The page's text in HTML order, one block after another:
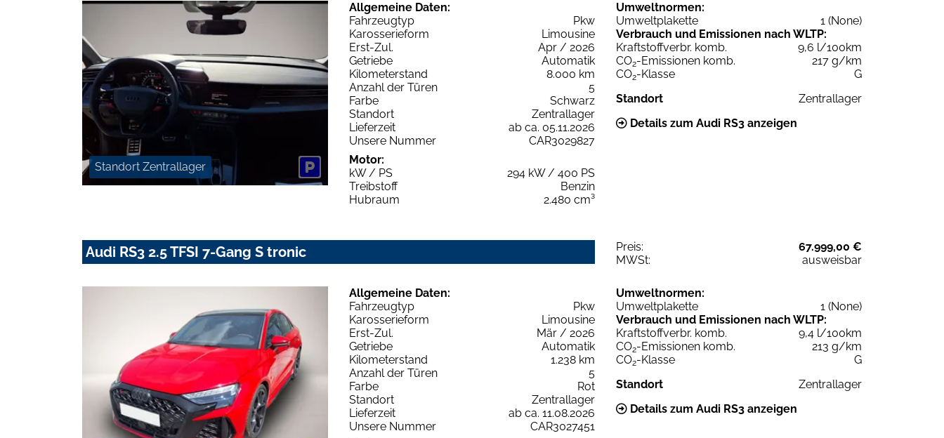
Standort Zentrallager
Allgemeine Daten:
Fahrzeugtyp
Pkw
Karosserieform
Limousine
Erst-Zul.
Apr / 2026
Getriebe
Automatik
Kilometerstand
8.000 km
Anzahl der Türen
5
Farbe
Schwarz
Standort
Zentrallager
Lieferzeit
ab ca. 05.11.2026
Unsere Nummer
CAR3029827
Motor:
kW / PS
294 kW / 400 PS
Treibstoff
Benzin
Hubraum
2.480 cm³
Umweltnormen:
Umweltplakette
1 (None)
Verbrauch und Emissionen nach WLTP:
Kraftstoffverbr. komb.
9,6 l/100km
CO2-Emissionen komb.
217 g/km
CO2-Klasse
G
Standort
Zentrallager
Details zum Audi RS3 anzeigen
Audi RS3 2.5 TFSI 7-Gang S tronic Preis:
67.999,00 €
MWSt:
ausweisbar
Allgemeine Daten:
Fahrzeugtyp
Pkw
Karosserieform
Limousine
Erst-Zul.
Mär / 2026
Getriebe
Automatik
Kilometerstand
1.238 km
Anzahl der Türen
5
Farbe
Rot
Standort
Zentrallager
Lieferzeit
ab ca. 11.08.2026
Unsere Nummer
CAR3027451
Umweltnormen:
Umweltplakette
1 (None)
Verbrauch und Emissionen nach WLTP:
Kraftstoffverbr. komb.
9,4 l/100km
CO2-Emissionen komb.
213 g/km
CO2-Klasse
G
Standort
Zentrallager
Details zum Audi RS3 anzeigen